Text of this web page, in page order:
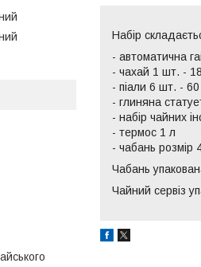
Набір
- автоматична
- чахай 1 шт. -
- піали 6 шт. -
- глиняна
- набір чайних
- термос 1 л
- чабань розмір
Чабань
Чайний сервіз